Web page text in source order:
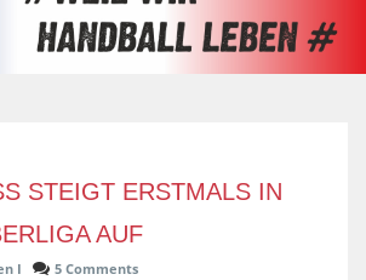
STEIGT ERSTMALS IN
AUF
I 5 Comments